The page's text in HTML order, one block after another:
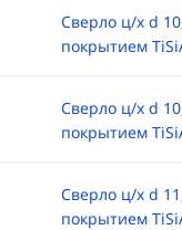
Сверло ц/х d
покрытием
Сверло ц/х d
покрытием
Сверло ц/х d
покрытием